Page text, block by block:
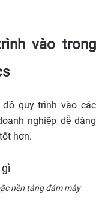
vào trong
đồ quy trình vào các
nghiệp dễ dàng
hơn.
nền tảng đám mây